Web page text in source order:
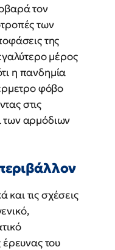
τον
των
της
μέρος
η πανδημία
φόβο
στις
των αρμόδιων
τις σχέσεις
έρευνας του